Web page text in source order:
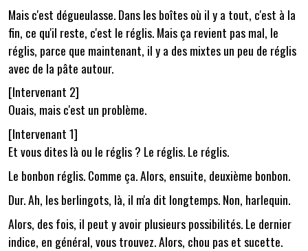
Mais c'est dégueulasse. Dans les boîtes où il y a tout, c'est à la
fin, ce qu'il reste, c'est le réglis. Mais ça revient pas mal, le
réglis, parce que maintenant, il y a des mixtes un peu de réglis
avec de la pâte autour.
[Intervenant 2]
Ouais, mais c'est un problème.
[Intervenant 1]
Et vous dites là ou le réglis ? Le réglis. Le réglis.
Le bonbon réglis. Comme ça. Alors, ensuite, deuxième bonbon.
Dur. Ah, les berlingots, là, il m'a dit longtemps. Non, harlequin.
Alors, des fois, il peut y avoir plusieurs possibilités. Le dernier
indice, en général, vous trouvez. Alors, chou pas et sucette.